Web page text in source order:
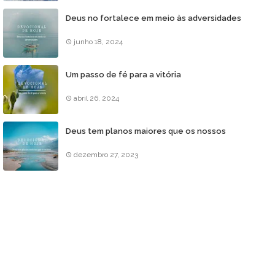
Deus no fortalece em meio às adversidades
junho 18, 2024
Um passo de fé para a vitória
abril 26, 2024
Deus tem planos maiores que os nossos
dezembro 27, 2023